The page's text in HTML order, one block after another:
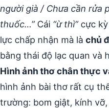
người già / Chưa cần rửa
thuốc…”Cái “ừ thì”cực kỳ
lực chấp nhận mà là chủ
bằng thái độ lạc quan và
Hình ảnh thơ chân thực
hình ảnh bài thơ rất cụ
trường: bom giật, kính